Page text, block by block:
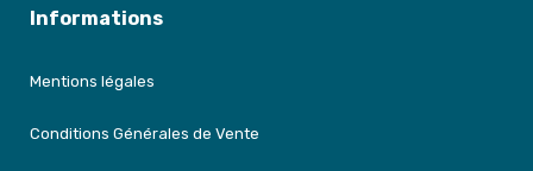
Informations
Mentions légales
Conditions Générales de Vente